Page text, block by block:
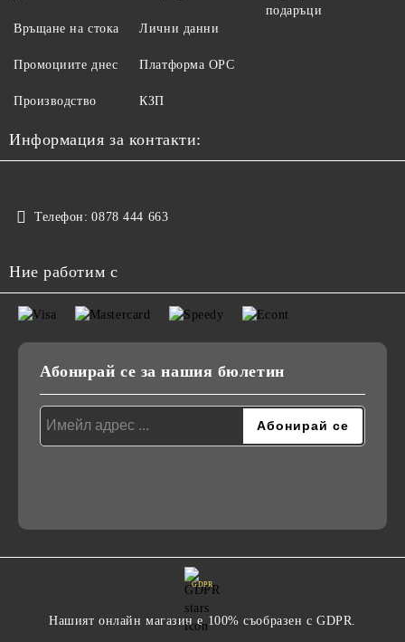
Връщане на стока
Промоциите днес
Производство
Лични данни
Платформа ОРС
КЗП
подаръци
Информация за контакти:
Телефон: 0878 444 663
Ние работим с
Абонирай се за нашия бюлетин
GDPR
Нашият онлайн магазин е 100% съобразен с GDPR.